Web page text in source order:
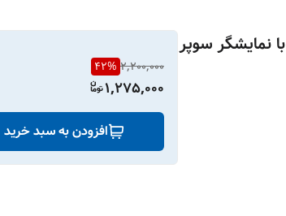
ساعت هوشمند KEQIWEAR مدل KW81 MAX با نمایشگر سوپر
2,200,000
42%
1,275,000
افزودن به سبد خرید